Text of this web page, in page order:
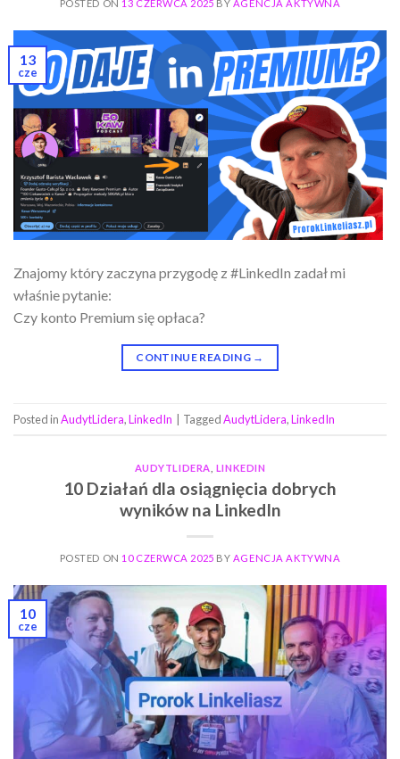
POSTED ON 13 CZERWCA 2025 BY AGENCJA AKTYWNA
13
cze
Znajomy który zaczyna przygodę z #LinkedIn zadał mi
właśnie pytanie:
Czy konto Premium się opłaca?
CONTINUE READING →
Posted inAudytLidera,LinkedIn TaggedAudytLidera,LinkedIn
AUDYTLIDERA LINKEDIN
10 Działań dla osiągnięcia dobrych
wyników na LinkedIn
POSTED ON 10 CZERWCA 2025 BY AGENCJA AKTYWNA
10
cze